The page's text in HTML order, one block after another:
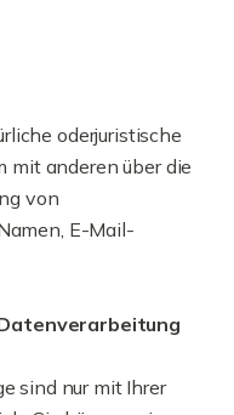
oderjuristische
mit anderen über die
von
E-Mail-
sind nur mit Ihrer